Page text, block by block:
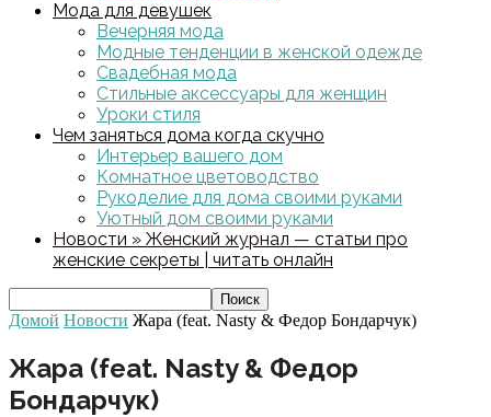
Мода для девушек
Вечерняя мода
Модные тенденции в женской одежде
Свадебная мода
Стильные аксессуары для женщин
Уроки стиля
Чем заняться дома когда скучно
Интерьер вашего дом
Комнатное цветоводство
Рукоделие для дома своими руками
Уютный дом своими руками
Новости » Женский журнал — статьи про
женские секреты | читать онлайн
Домой Новости Жара (feat. Nasty & Федор Бондарчук)
Жара (feat. Nasty & Федор
Бондарчук)